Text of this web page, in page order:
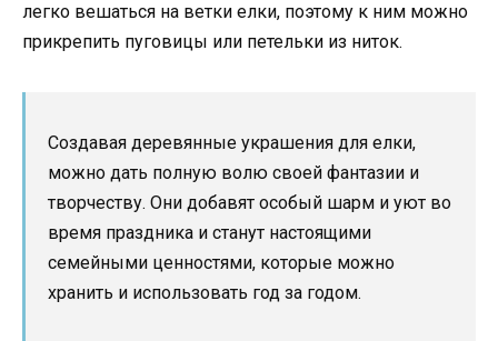
легко вешаться на ветки елки, поэтому к ним можно
прикрепить пуговицы или петельки из ниток.
Создавая деревянные украшения для елки,
можно дать полную волю своей фантазии и
творчеству. Они добавят особый шарм и уют во
время праздника и станут настоящими
семейными ценностями, которые можно
хранить и использовать год за годом.